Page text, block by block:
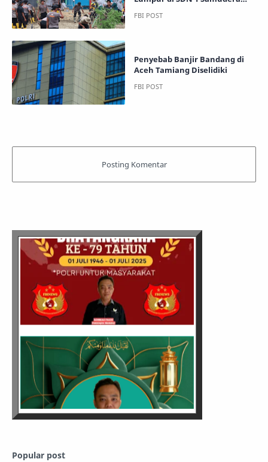
Penyebab Banjir Bandang di
Aceh Tamiang Diselidiki
Popular post